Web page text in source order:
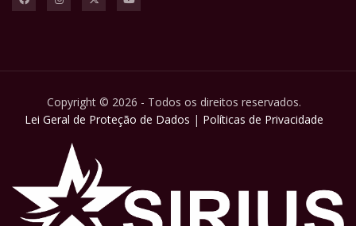
Copyright © 2026 - Todos os direitos reservados.
Lei Geral de Proteção de Dados | Políticas de Privacidade